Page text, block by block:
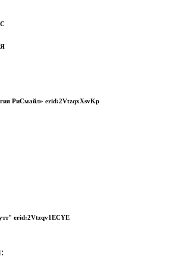
РиСмайл» erid:2VtzqxXsvKp
erid:2Vtzqv1ECYE